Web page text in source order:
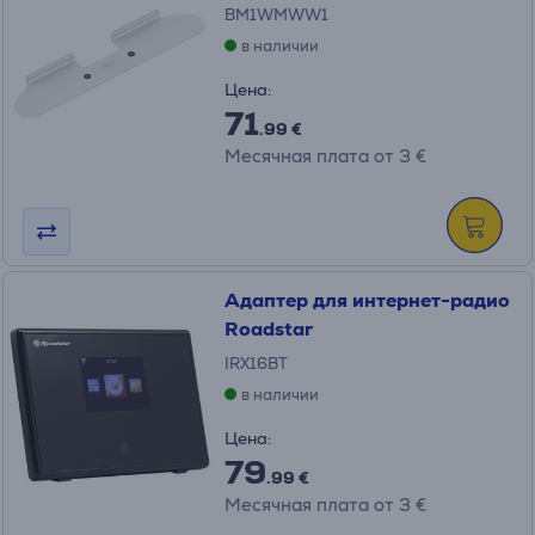
BM1WMWW1
в наличии
Цена:
71.99 €
Месячная плата от 3 €
Адаптер для интернет-радио
Roadstar
IRX16BT
в наличии
Цена:
79.99 €
Месячная плата от 3 €